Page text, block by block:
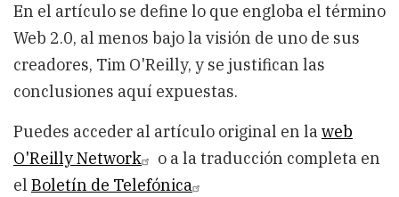
En el artículo se define lo que engloba el término
Web 2.0, al menos bajo la visión de uno de sus
creadores, Tim O'Reilly, y se justifican las
conclusiones aquí expuestas.
Puedes acceder al artículo original en laweb
O'Reilly Network
o a la traducción completa en
el Boletín de Telefónica